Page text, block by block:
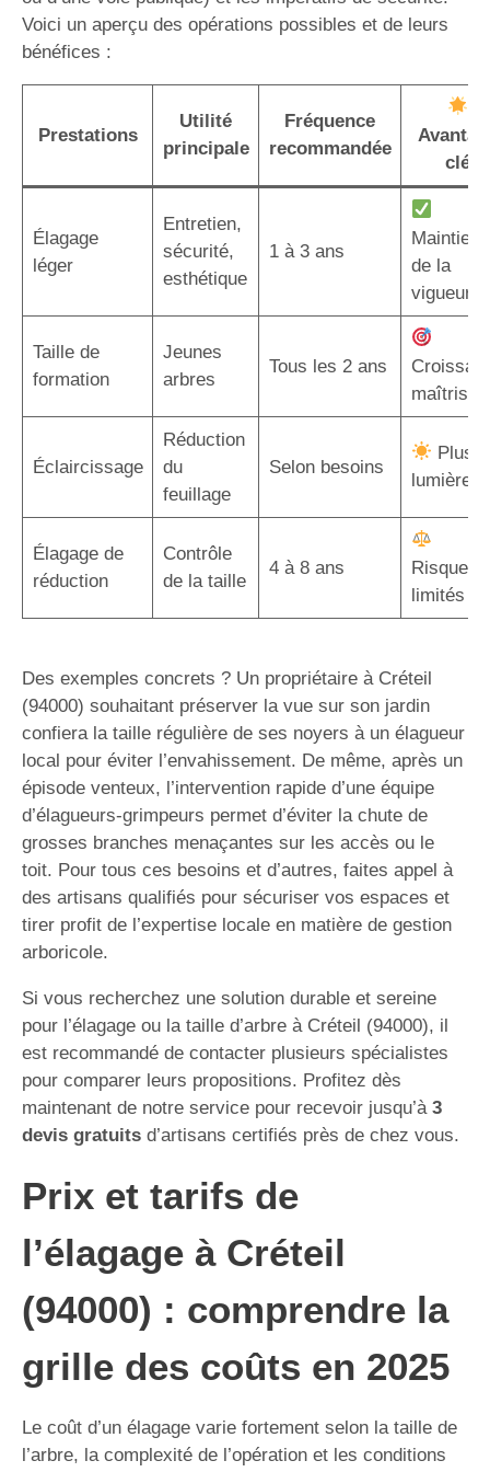
Voici un aperçu des opérations possibles et de leurs
bénéfices :
Prestations
Utilité
principale
Fréquence
recommandée
clé
Élagage
léger
Entretien,
sécurité,
esthétique
1 à 3 ans
Maintien
de la
vigueur
Taille de
formation
Jeunes
arbres
Tous les 2 ans
maîtrisée
Éclaircissage
Réduction
du
feuillage
Selon besoins
Plus
lumière
Élagage de
réduction
Contrôle
de la taille
4 à 8 ans
Risques
limités
Des exemples concrets ? Un propriétaire à Créteil
(94000) souhaitant préserver la vue sur son jardin
confiera la taille régulière de ses noyers à un élagueur
local pour éviter l’envahissement. De même, après un
épisode venteux, l’intervention rapide d’une équipe
d’élagueurs-grimpeurs permet d’éviter la chute de
grosses branches menaçantes sur les accès ou le
toit. Pour tous ces besoins et d’autres, faites appel à
des artisans qualifiés pour sécuriser vos espaces et
tirer profit de l’expertise locale en matière de gestion
arboricole.
Si vous recherchez une solution durable et sereine
pour l’élagage ou la taille d’arbre à Créteil (94000), il
est recommandé de contacter plusieurs spécialistes
pour comparer leurs propositions. Profitez dès
maintenant de notre service pour recevoir jusqu’à 3
devis gratuits d’artisans certifiés près de chez vous.
Prix et tarifs de
l’élagage à Créteil
(94000) : comprendre la
grille des coûts en 2025
Le coût d’un élagage varie fortement selon la taille de
l’arbre, la complexité de l’opération et les conditions